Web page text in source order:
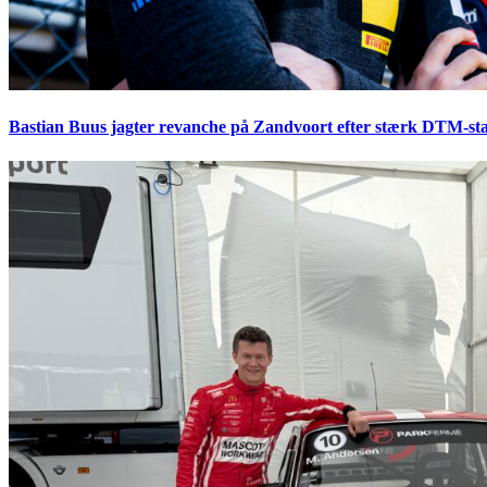
Bastian Buus jagter revanche på Zandvoort efter stærk DTM-